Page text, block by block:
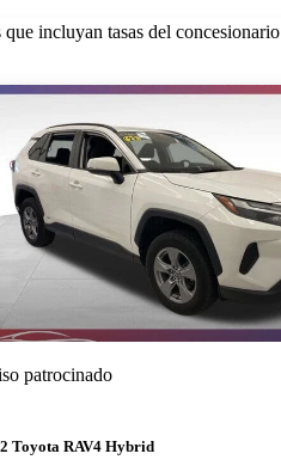
incluyan tasas del concesionario
Aviso
patrocinado
Toyota RAV4 Hybrid